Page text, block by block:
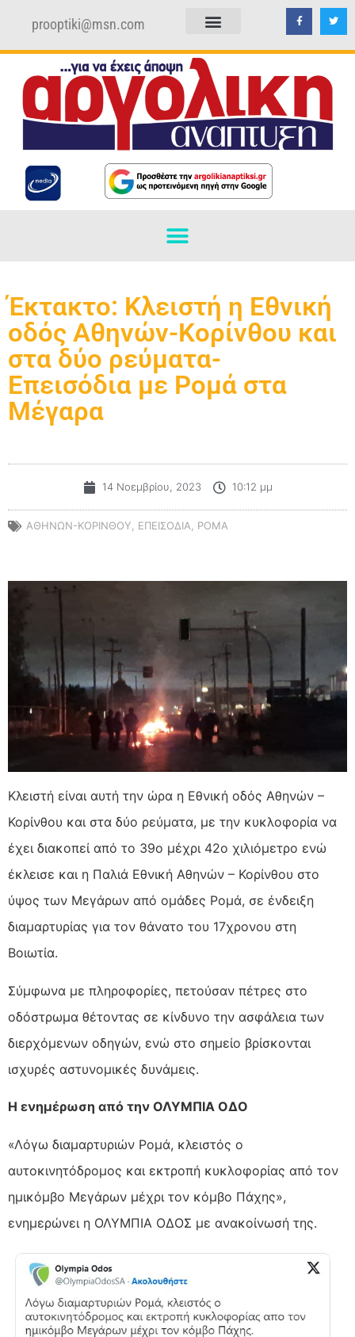
prooptiki@msn.com
Έκτακτο: Κλειστή η Εθνική
οδός Αθηνών-Κορίνθου και
στα δύο ρεύματα-
Επεισόδια με Ρομά στα
Μέγαρα
14 Νοεμβρίου, 2023 10:12 μμ
ΑΘΗΝΩΝ-ΚΟΡΙΝΘΟΥ, ΕΠΕΙΣΟΔΙΑ, ΡΟΜΑ
Κλειστή είναι αυτή την ώρα η Εθνική οδός Αθηνών –
Κορίνθου και στα δύο ρεύματα, με την κυκλοφορία να
έχει διακοπεί από το 39ο μέχρι 42ο χιλιόμετρο ενώ
έκλεισε και η Παλιά Εθνική Αθηνών – Κορίνθου στο
ύψος των Μεγάρων από ομάδες Ρομά, σε ένδειξη
διαμαρτυρίας για τον θάνατο του 17χρονου στη
Βοιωτία.
Σύμφωνα με πληροφορίες, πετούσαν πέτρες στο
οδόστρωμα θέτοντας σε κίνδυνο την ασφάλεια των
διερχόμενων οδηγών, ενώ στο σημείο βρίσκονται
ισχυρές αστυνομικές δυνάμεις.
Η ενημέρωση από την ΟΛΥΜΠΙΑ ΟΔΟ
«Λόγω διαμαρτυριών Ρομά, κλειστός ο
αυτοκινητόδρομος και εκτροπή κυκλοφορίας από τον
ημικόμβο Μεγάρων μέχρι τον κόμβο Πάχης»,
ενημερώνει η ΟΛΥΜΠΙΑ ΟΔΟΣ με ανακοίνωσή της.